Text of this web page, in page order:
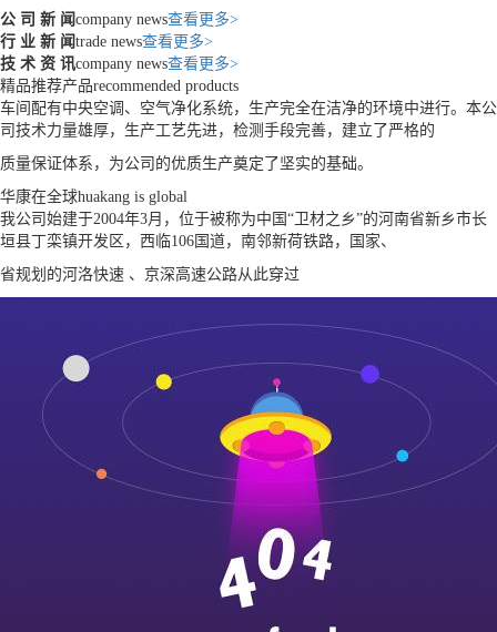
公 司 新 闻company news查看更多>
行 业 新 闻trade news查看更多>
技 术 资 讯company news查看更多>
精品推荐产品recommended products
车间配有中央空调、空气净化系统，生产完全在洁净的环境中进行。本公
司技术力量雄厚，生产工艺先进，检测手段完善，建立了严格的
质量保证体系，为公司的优质生产奠定了坚实的基础。
华康在全球huakang is global
我公司始建于2004年3月，位于被称为中国“卫材之乡”的河南省新乡市长
垣县丁栾镇开发区，西临106国道，南邻新荷铁路，国家、
省规划的河洛快速 、京深高速公路从此穿过